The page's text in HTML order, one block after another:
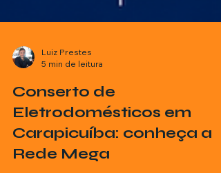
Luiz Prestes
5 min de leitura